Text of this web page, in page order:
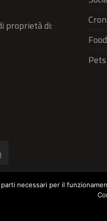
proprietà di:
Food
Pets
necessari per il